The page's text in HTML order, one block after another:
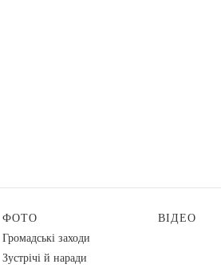
ФОТО
Громадські заходи
Зустрічі й наради
ВІДЕО